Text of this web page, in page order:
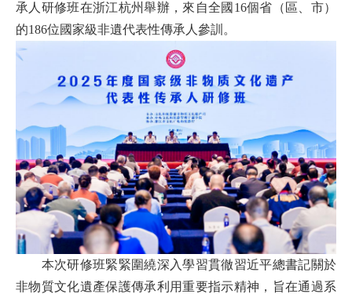
承人研修班在浙江杭州舉辦，來自全國 16個省（區、市）
的186位國家級非遺代表性傳承人參訓。
本次研修班緊緊圍繞深入學習貫徹習近平總書記關於
非物質文化遺產保護傳承利用重要指示精神，旨在通過系